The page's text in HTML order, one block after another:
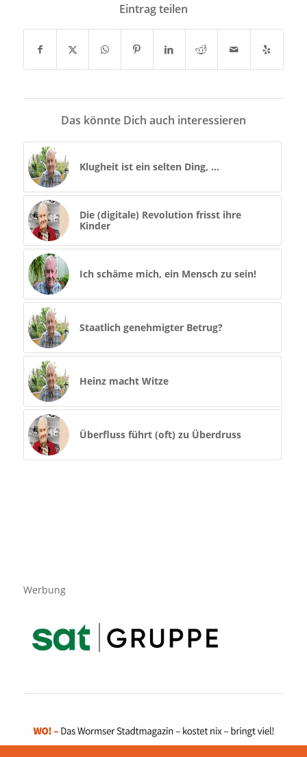
Eintrag teilen
Das könnte Dich auch interessieren
Klugheit ist ein selten Ding, …
Die (digitale) Revolution frisst ihre
Kinder
Ich schäme mich, ein Mensch zu sein!
Staatlich genehmigter Betrug?
Heinz macht Witze
Überfluss führt (oft) zu Überdruss
Werbung